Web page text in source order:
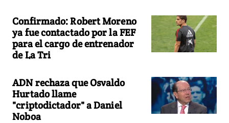
Confirmado: Robert Moreno
ya fue contactado por la FEF
para el cargo de entrenador
de La Tri
ADN rechaza que Osvaldo
Hurtado llame
"criptodictador" a Daniel
Noboa